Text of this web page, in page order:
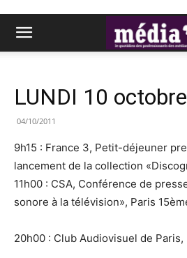
LUNDI 10 octobre
04/10/2011
9h15 : France 3, Petit-déjeuner
lancement de la collection
11h00 : CSA, Conférence de
sonore à la télévision», Paris
20h00 : Club Audiovisuel de